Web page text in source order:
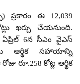
ప్రకారం ఈ 12,039
ఖర్చు చేయనుంది.
6న సీఎం వైఎస్‌
ఆర్థిక సహాయాన్ని
రూ.258 కోట్ల ఆర్థిక